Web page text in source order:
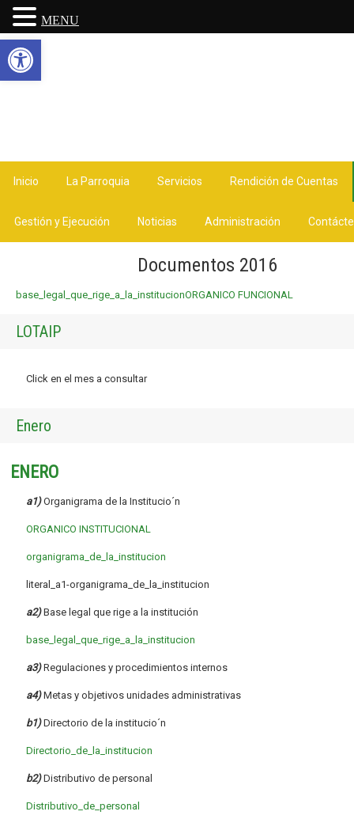
Inicio La Parroquia Servicios Rendición de Cuentas
Gestión y Ejecución Noticias Administración
Documentos 2016
base_legal_que_rige_a_la_institucionORGANICO FUNCIONAL
LOTAIP
Click en el mes a consultar
Enero
ENERO
a1)Organigrama de la Institucio´n
ORGANICO INSTITUCIONAL
organigrama_de_la_institucion
literal_a1-organigrama_de_la_institucion
a2) Base legal que rige a la institución
base_legal_que_rige_a_la_institucion
a3)Regulaciones y procedimientos internos
a4)Metas y objetivos unidades administrativas
b1)Directorio de la institucio´n
Directorio_de_la_institucion
b2)Distributivo de personal
Distributivo_de_personal
MENU
Abrir barra de herramientas